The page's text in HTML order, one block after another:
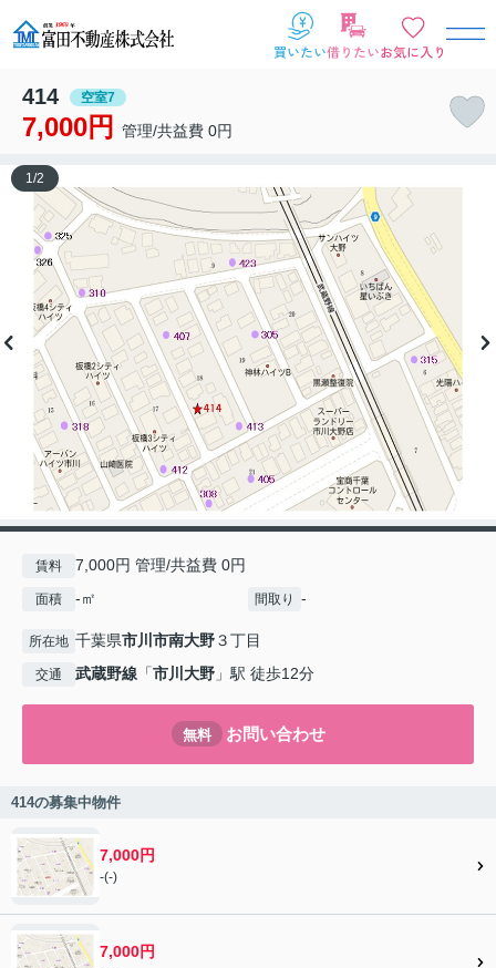
414 空室7
7,000円 管理/共益費 0円
1/2
賃料 7,000円 管理/共益費 0円
面積 -㎡ 間取り -
所在地 千葉県市川市南大野３丁目
交通 武蔵野線 「市川大野 」駅 徒歩12分
無料 お問い合わせ
414の募集中物件
7,000円
-(-)
7,000円